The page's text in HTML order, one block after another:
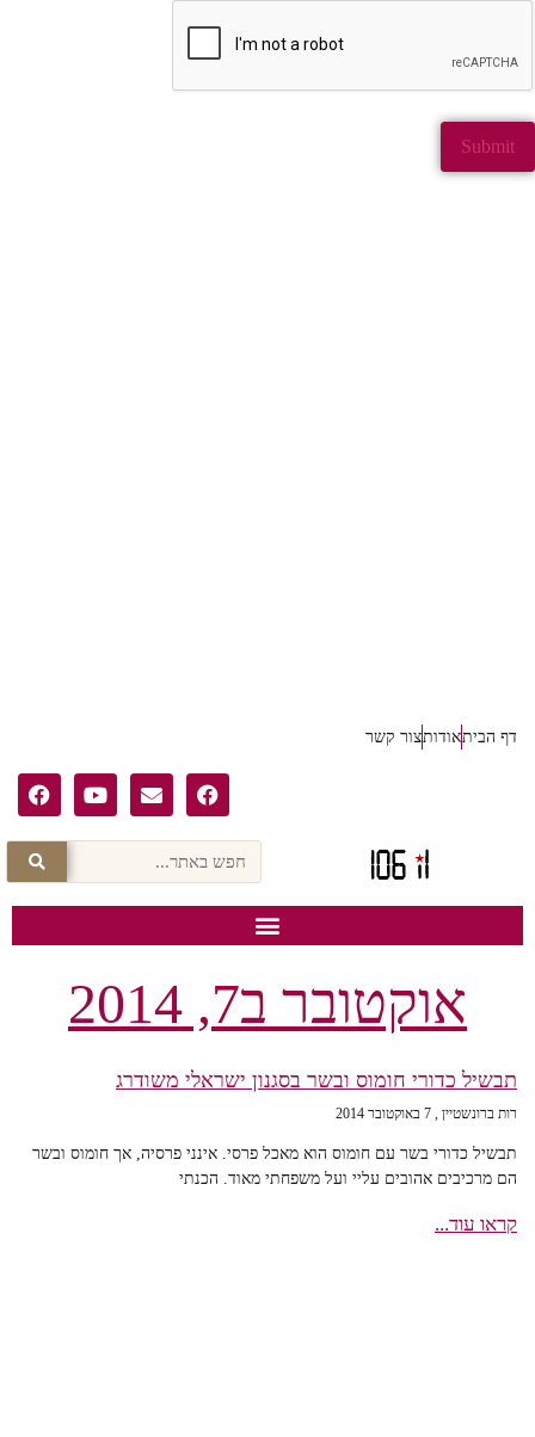
דף הביתאודותצור קשר
אוקטובר ב7, 2014
תבשיל כדורי חומוס ובשר בסגנון ישראלי משודרג
רות ברונשטיין 7 באוקטובר 2014
תבשיל כדורי בשר עם חומוס הוא מאכל פרסי. אינני פרסיה, אך חומוס ובשר
הם מרכיבים אהובים עליי ועל משפחתי מאוד. הכנתי
קראו עוד...